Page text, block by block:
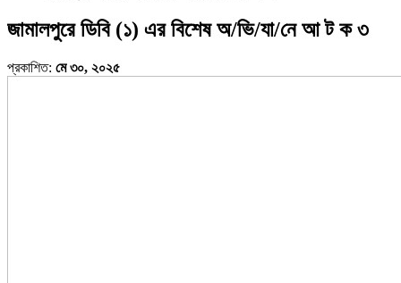
জামালপুরে ডিবি (১) এর বিশেষ অ/ভি/যা/নে আ ট ক ৩
প্রকাশিত: মে ৩০, ২০২৫